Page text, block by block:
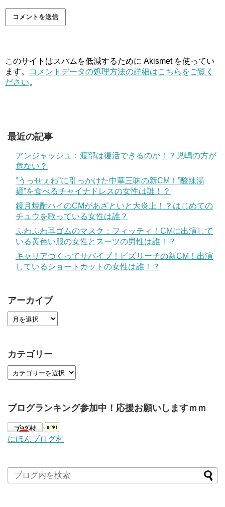
このサイトはスパムを低減するために Akismet を使ってい
ます。
コメントデータの処理方法の詳細はこちらをご覧く
ださい。
最近の記事
アンジャッシュ：渡部は復活できるのか！？児嶋の方が
危ない？
”うっせぇわ”に引っかけた中華三昧の新CM！”酸辣湯
麺”を食べるチャイナドレスの女性は誰！？
鏡月焼酎ハイのCMがあざといと大炎上！？はじめての
チュウを歌っている女性は誰？
ふわふわ耳ゴムのマスク：フィッティ！CMに出演して
いる黄色い服の女性とスーツの男性は誰！？
キャリアつくってサバイブ！ビズリーチの新CM！出演
しているショートカットの女性は誰！？
アーカイブ
カテゴリー
ブログランキング参加中！応援お願いしますｍｍ
にほんブログ村